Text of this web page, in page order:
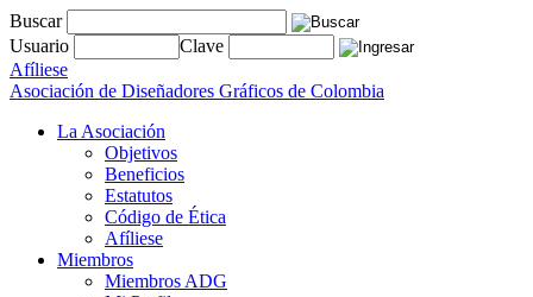
Buscar
Usuario
Clave
Afíliese
Asociación de Diseñadores Gráficos de Colombia
La Asociación
Objetivos
Beneficios
Estatutos
Código de Ética
Afíliese
Miembros
Miembros ADG